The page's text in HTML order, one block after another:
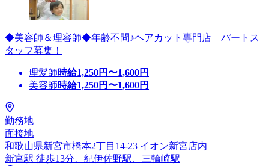
◆美容師＆理容師◆年齢不問♪ヘアカット専門店 パートス
タッフ募集！
理髪師時給1,250円〜1,600円
美容師時給1,250円〜1,600円
勤務地
面接地
和歌山県新宮市橋本2丁目14-23 イオン新宮店内
新宮駅 徒歩13分、紀伊佐野駅、三輪崎駅